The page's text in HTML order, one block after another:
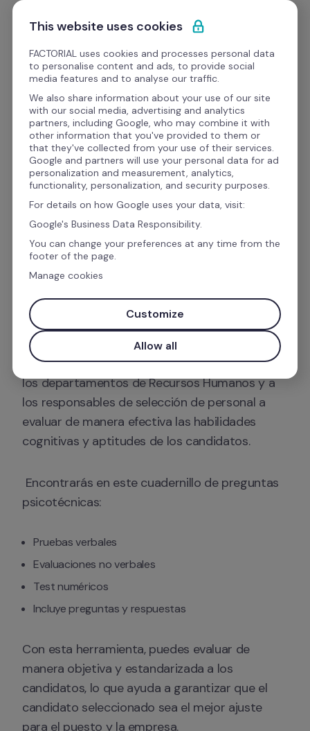
Ir al contenido
Empieza gratis
Formato
Desempeño del equipo
Pruebas psicotécnicas
para descargar gratis
En el competitivo mundo laboral actual,
encontrar el candidato adecuado para un
puesto de trabajo es esencial. Una herramienta
valiosa para este propósito es nuestra Plantilla
de Pruebas Psicotécnicas para descargar
gratis.
Esta herramienta está diseñada para ayudar a
los departamentos de Recursos Humanos y a
los responsables de selección de personal a
evaluar de manera efectiva las habilidades
cognitivas y aptitudes de los candidatos.
psicotécnicas:
Pruebas verbales
Evaluaciones no verbales
Test numéricos
Incluye preguntas y respuestas
Con esta herramienta, puedes evaluar de
manera objetiva y estandarizada a los
candidatos, lo que ayuda a garantizar que el
candidato seleccionado sea el mejor ajuste
para el puesto y la empresa.
This website uses cookies
FACTORIAL uses cookies and processes personal data
to personalise content and ads, to provide social
media features and to analyse our traffic.
We also share information about your use of our site
with our social media, advertising and analytics
partners, including Google, who may combine it with
other information that you've provided to them or
that they've collected from your use of their services.
Google and partners will use your personal data for ad
personalization and measurement, analytics,
functionality, personalization, and security purposes.
For details on how Google uses your data, visit:
Google's Business Data Responsibility.
You can change your preferences at any time from the
footer of the page.
Manage cookies
Customize
Allow all